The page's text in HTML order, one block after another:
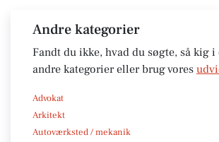
Andre kategorier
Fandt du ikke, hvad du søgte, så kig i
andre kategorier eller brug vores
Advokat
Arkitekt
Autoværksted / mekanik